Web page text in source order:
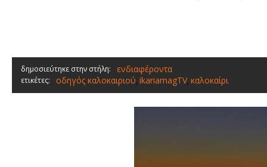
δημοσιεύτηκε στην στήλη: ενδιαφέροντα
ετικέτες: οδηγός καλοκαιριού, ikariamagTV, καλοκαίρι